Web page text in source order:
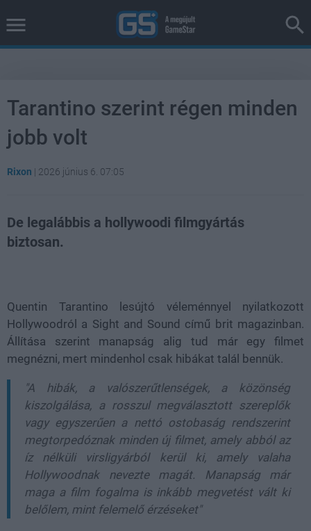
Tarantino szerint régen minden
jobb volt
Rixon | 2026 június 6. 07:05
De legalábbis a hollywoodi filmgyártás
biztosan.
Quentin Tarantino lesújtó véleménnyel nyilatkozott
Hollywoodról a Sight and Sound című brit magazinban.
Állítása szerint manapság alig tud már egy filmet
megnézni, mert mindenhol csak hibákat talál bennük.
"A hibák, a valószerűtlenségek, a közönség
kiszolgálása, a rosszul megválasztott szereplők
vagy egyszerűen a nettó ostobaság rendszerint
megtorpedóznak minden új filmet, amely abból az
íz nélküli virsligyárból kerül ki, amely valaha
Hollywoodnak nevezte magát. Manapság már
maga a film fogalma is inkább megvetést vált ki
belőlem, mint felemelő érzéseket"